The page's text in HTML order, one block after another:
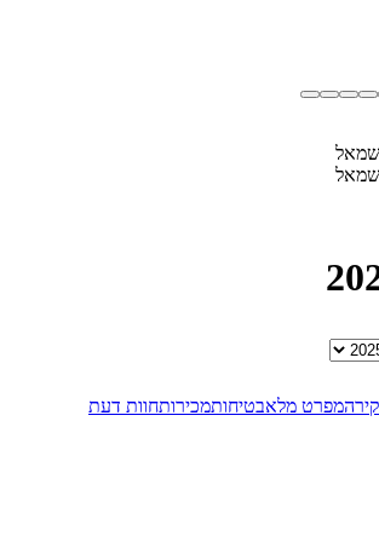
מפרט מלאבטיחותמכירותחוות דעת